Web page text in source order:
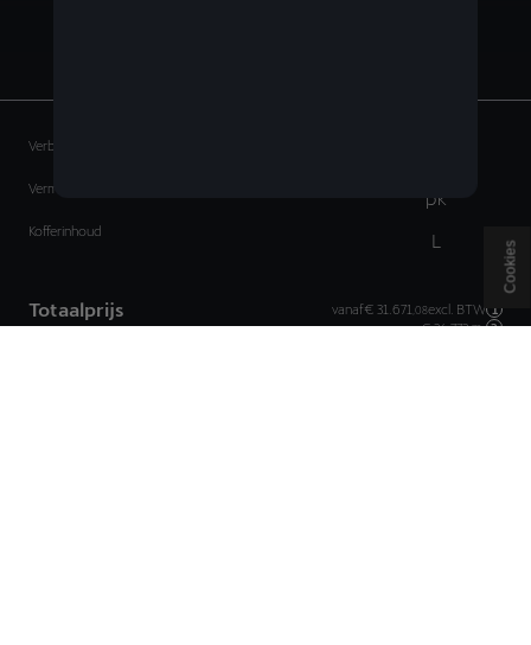
Verbruik vanaf
Vermogen vanaf (110kW) pk
Kofferinhoud L
Totaalprijs vanaf€ 31.671 ,08excl. BTW 1
€ 34.772,73 2
Cookies